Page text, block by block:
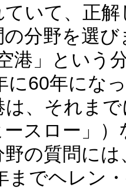
いて、正解
分野を選び
港」という
に60年にな
は、それま
ースロー」
の質問に
までヘレン